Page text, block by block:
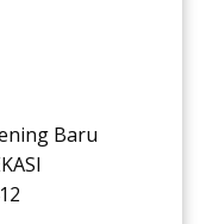
Baru